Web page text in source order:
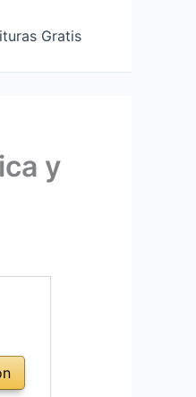
Gratis
y